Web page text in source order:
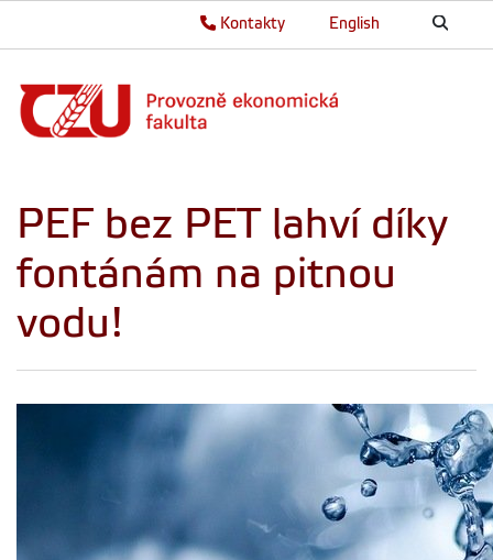
English
Kontakty
PEF bez PET lahví díky
fontánám na pitnou
vodu!